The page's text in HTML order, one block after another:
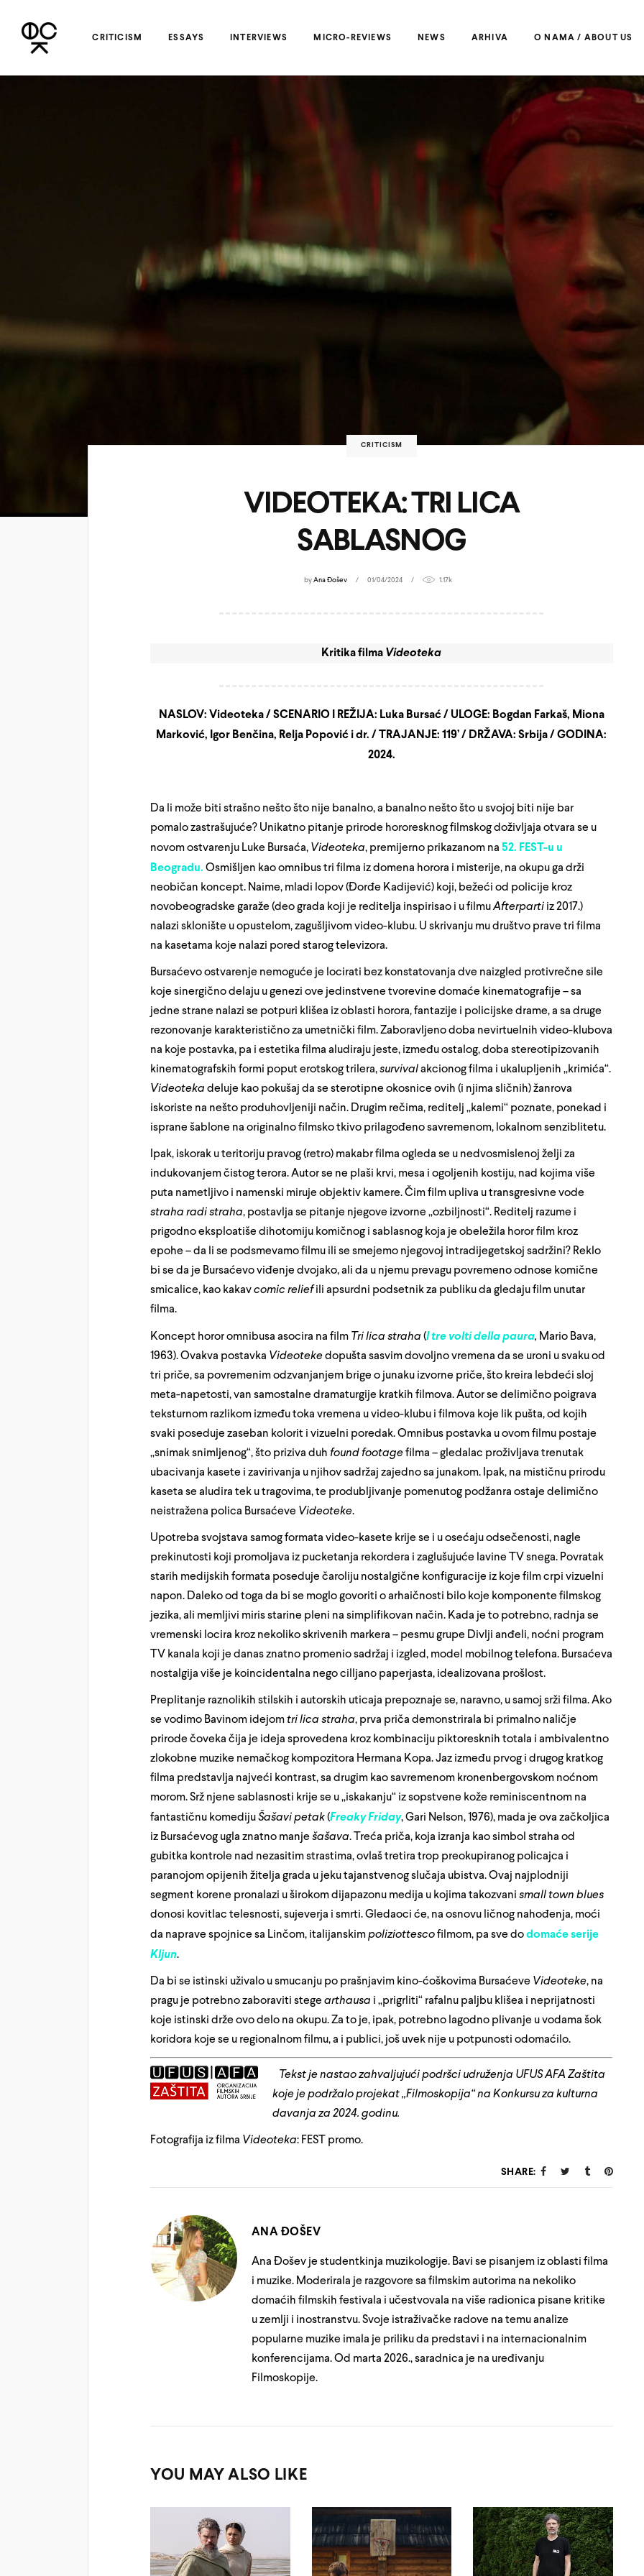
CRITICISM ESSAYS INTERVIEWS MICRO-REVIEWS NEWS ARHIVA O NAMA / ABOUT US
CRITICISM
VIDEOTEKA: TRI LICA
SABLASNOG
byAna Đošev 01/04/2024 1.17k
Kritika filma Videoteka
NASLOV: Videoteka / SCENARIO I REŽIJA: Luka Bursać / ULOGE: Bogdan Farkaš, Miona
Marković, Igor Benčina, Relja Popović i dr. / TRAJANJE: 119’ / DRŽAVA: Srbija / GODINA:
2024.
Da li može biti strašno nešto što nije banalno, a banalno nešto što u svojoj biti nije bar
pomalo zastrašujuće? Unikatno pitanje prirode hororesknog filmskog doživljaja otvara se u
novom ostvarenju Luke Bursaća, Videoteka, premijerno prikazanom na 52. FEST-u u
Beogradu. Osmišljen kao omnibus tri filma iz domena horora i misterije, na okupu ga drži
neobičan koncept. Naime, mladi lopov (Đorđe Kadijević) koji, bežeći od policije kroz
novobeogradske garaže (deo grada koji je reditelja inspirisao i u filmuAfterparti iz 2017.)
nalazi sklonište u opustelom, zagušljivom video-klubu. U skrivanju mu društvo prave tri filma
na kasetama koje nalazi pored starog televizora.
Bursaćevo ostvarenje nemoguće je locirati bez konstatovanja dve naizgled protivrečne sile
koje sinergično delaju u genezi ove jedinstvene tvorevine domaće kinematografije – sa
jedne strane nalazi se potpuri klišea iz oblasti horora, fantazije i policijske drame, a sa druge
rezonovanje karakteristično za umetnički film. Zaboravljeno doba nevirtuelnih video-klubova
na koje postavka, pa i estetika filma aludiraju jeste, između ostalog, doba stereotipizovanih
kinematografskih formi poput erotskog trilera,survivalakcionog filma i ukalupljenih „krimića“.
Videoteka deluje kao pokušaj da se sterotipne okosnice ovih (i njima sličnih) žanrova
iskoriste na nešto produhovljeniji način. Drugim rečima, reditelj „kalemi“ poznate, ponekad i
isprane šablone na originalno filmsko tkivo prilagođeno savremenom, lokalnom senziblitetu.
Ipak, iskorak u teritoriju pravog (retro) makabr filma ogleda se u nedvosmislenoj želji za
indukovanjem čistog terora. Autor se ne plaši krvi, mesa i ogoljenih kostiju, nad kojima više
puta nametljivo i namenski miruje objektiv kamere. Čim film upliva u transgresivne vode
straha radi straha, postavlja se pitanje njegove izvorne „ozbiljnosti“. Reditelj razume i
prigodno eksploatiše dihotomiju komičnog i sablasnog koja je obeležila horor film kroz
epohe – da li se podsmevamo filmu ili se smejemo njegovoj intradijegetskoj sadržini? Reklo
bi se da je Bursaćevo viđenje dvojako, ali da u njemu prevagu povremeno odnose komične
smicalice, kao kakavcomic reliefili apsurdni podsetnik za publiku da gledaju film unutar
filma.
Koncept horor omnibusa asocira na film Tri lica straha (I tre volti della paura, Mario Bava,
1963). Ovakva postavka Videotekedopušta sasvim dovoljno vremena da se uroni u svaku od
tri priče, sa povremenim odzvanjanjem brige o junaku izvorne priče, što kreira lebdeći sloj
meta-napetosti, van samostalne dramaturgije kratkih filmova. Autor se delimično poigrava
teksturnom razlikom između toka vremena u video-klubu i filmova koje lik pušta, od kojih
svaki poseduje zaseban kolorit i vizuelni poredak. Omnibus postavka u ovom filmu postaje
„snimak snimljenog“, što priziva duh found footagefilma – gledalac proživljava trenutak
ubacivanja kasete i zavirivanja u njihov sadržaj zajedno sa junakom. Ipak, na mističnu prirodu
kaseta se aludira tek u tragovima, te produbljivanje pomenutog podžanra ostaje delimično
neistražena polica Bursaćeve Videoteke.
Upotreba svojstava samog formata video-kasete krije se i u osećaju odsečenosti, nagle
prekinutosti koji promoljava iz pucketanja rekordera i zaglušujuće lavine TV snega. Povratak
starih medijskih formata poseduje čaroliju nostalgične konfiguracije iz koje film crpi vizuelni
napon. Daleko od toga da bi se moglo govoriti o arhaičnosti bilo koje komponente filmskog
jezika, ali memljivi miris starine pleni na simplifikovan način. Kada je to potrebno, radnja se
vremenski locira kroz nekoliko skrivenih markera – pesmu grupe Divlji anđeli, noćni program
TV kanala koji je danas znatno promenio sadržaj i izgled, model mobilnog telefona. Bursaćeva
nostalgija više je koincidentalna nego cilljano paperjasta, idealizovana prošlost.
Preplitanje raznolikih stilskih i autorskih uticaja prepoznaje se, naravno, u samoj srži filma. Ako
se vodimo Bavinom idejomtri lica straha, prva priča demonstrirala bi primalno naličje
prirode čoveka čija je ideja sprovedena kroz kombinaciju piktoresknih totala i ambivalentno
zlokobne muzike nemačkog kompozitora Hermana Kopa. Jaz između prvog i drugog kratkog
filma predstavlja najveći kontrast, sa drugim kao savremenom kronenbergovskom noćnom
morom. Srž njene sablasnosti krije se u „iskakanju“ iz sopstvene kože reminiscentnom na
fantastičnu komedijuŠašavi petak(Freaky Friday, Gari Nelson, 1976), mada je ova začkoljica
iz Bursaćevog ugla znatno manje šašava. Treća priča, koja izranja kao simbol straha od
gubitka kontrole nad nezasitim strastima, ovlaš tretira trop preokupiranog policajca i
paranojom opijenih žitelja grada u jeku tajanstvenog slučaja ubistva. Ovaj najplodniji
segment korene pronalazi u širokom dijapazonu medija u kojima takozvani small town blues
donosi kovitlac telesnosti, sujeverja i smrti. Gledaoci će, na osnovu ličnog nahođenja, moći
da naprave spojnice sa Linčom, italijanskimpoliziottescofilmom, pa sve do domaće serije
Kljun.
Da bi se istinski uživalo u smucanju po prašnjavim kino-ćoškovima Bursaćeve Videoteke, na
pragu je potrebno zaboraviti stege arthausa i „prigrliti“ rafalnu paljbu klišea i neprijatnosti
koje istinski drže ovo delo na okupu. Za to je, ipak, potrebno lagodno plivanje u vodama šok
koridora koje se u regionalnom filmu, a i publici, još uvek nije u potpunosti odomaćilo.
Tekst je nastao zahvaljujući podršci udruženja UFUS AFA Zaštita
koje je podržalo projekat „Filmoskopija“ na Konkursu za kulturna
davanja za 2024. godinu.
Fotografija iz filma Videoteka: FEST promo.
SHARE:
ANA ĐOŠEV
Ana Đošev je studentkinja muzikologije. Bavi se pisanjem iz oblasti filma
i muzike. Moderirala je razgovore sa filmskim autorima na nekoliko
domaćih filmskih festivala i učestvovala na više radionica pisane kritike
u zemlji i inostranstvu. Svoje istraživačke radove na temu analize
popularne muzike imala je priliku da predstavi i na internacionalnim
konferencijama. Od marta 2026., saradnica je na uređivanju
Filmoskopije.
YOU MAY ALSO LIKE